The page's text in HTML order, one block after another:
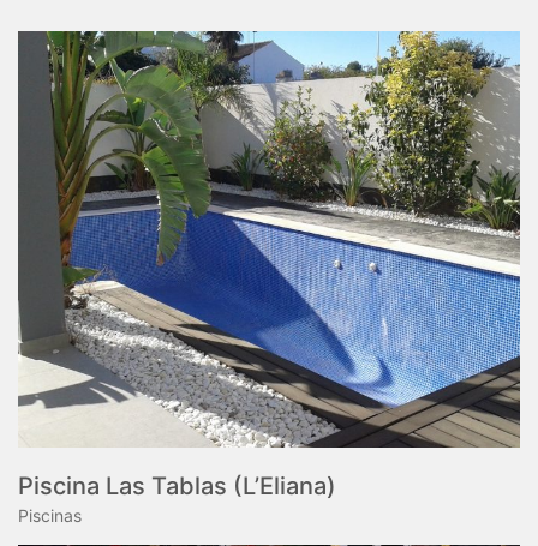
Piscina Las Tablas (L’Eliana)
Piscinas